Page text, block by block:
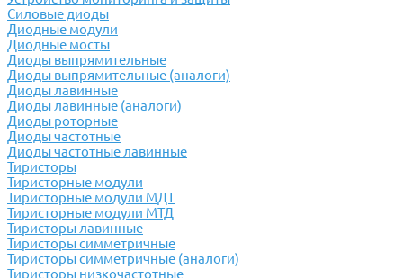
Силовые диоды
Диодные модули
Диодные мосты
Диоды выпрямительные
Диоды выпрямительные (аналоги)
Диоды лавинные
Диоды лавинные (аналоги)
Диоды роторные
Диоды частотные
Диоды частотные лавинные
Тиристоры
Тиристорные модули
Тиристорные модули МДТ
Тиристорные модули МТД
Тиристоры лавинные
Тиристоры симметричные
Тиристоры симметричные (аналоги)
Тиристоры низкочастотные